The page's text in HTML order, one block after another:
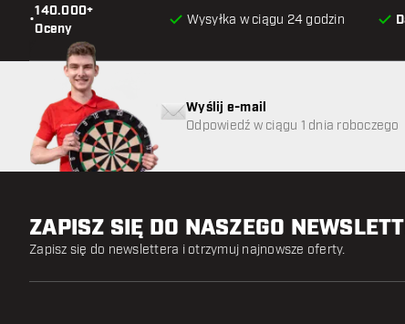
•
140.000+
Oceny
Wysyłka w ciągu 24 godzin
Wyślij e-mail
Odpowiedź w ciągu 1 dnia roboczego
ZAPISZ SIĘ DO NASZEGO
Zapisz się do newslettera i otrzymuj najnowsze oferty.